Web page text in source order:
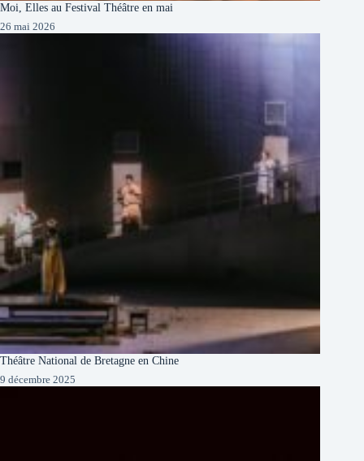
Moi, Elles au Festival Théâtre en mai
26 mai 2026
Théâtre National de Bretagne en Chine
9 décembre 2025